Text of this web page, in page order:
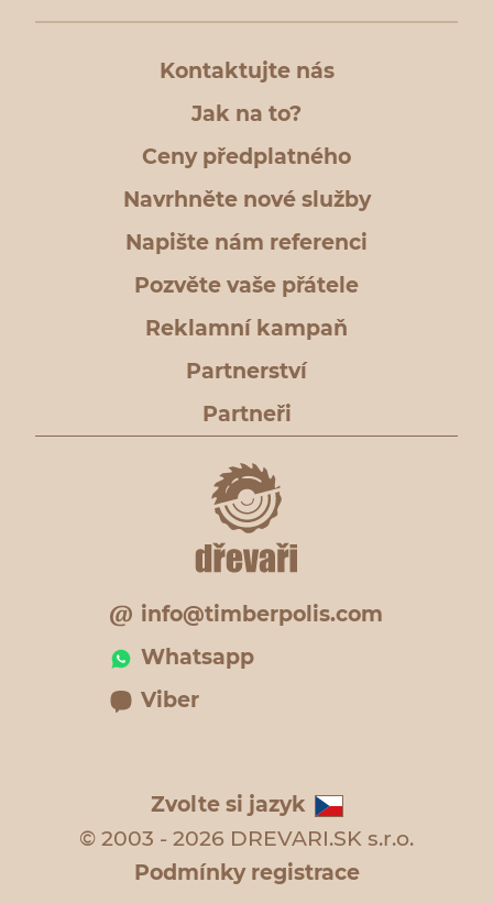
Kontaktujte nás
Jak na to?
Ceny předplatného
Navrhněte nové služby
Napište nám referenci
Pozvěte vaše přátele
Reklamní kampaň
Partnerství
Partneři
info@timberpolis.com
Whatsapp
Viber
Zvolte si jazyk
© 2003 - 2026 DREVARI.SK s.r.o.
Podmínky registrace